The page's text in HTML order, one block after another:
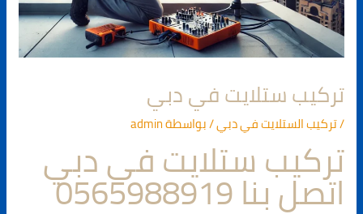
تركيب ستلايت في دبي
/تركيب الستلايت في دبي/ بواسطةadmin
تركيب ستلايت في دبي
اتصل بنا 0565988919